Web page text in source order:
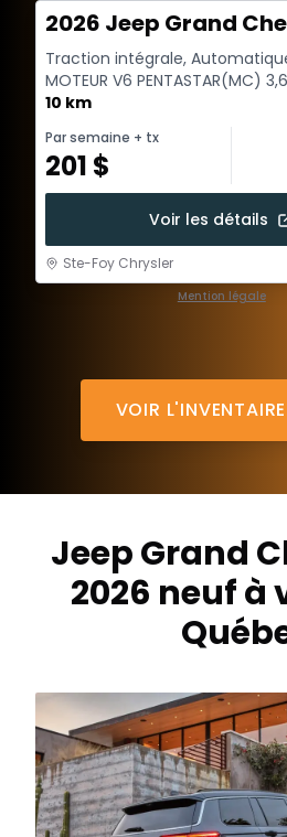
2026 Jeep Grand
Traction intégrale,
MOTEUR V6 PENTASTAR(MC)
A/ARR-DEM - 6 Cyl. - Es...
10 km
Par semaine + tx
201 $
Voir les détails
Ste-Foy Chrysler
Mention légale
VOIR
Jeep Grand
2026 neuf à